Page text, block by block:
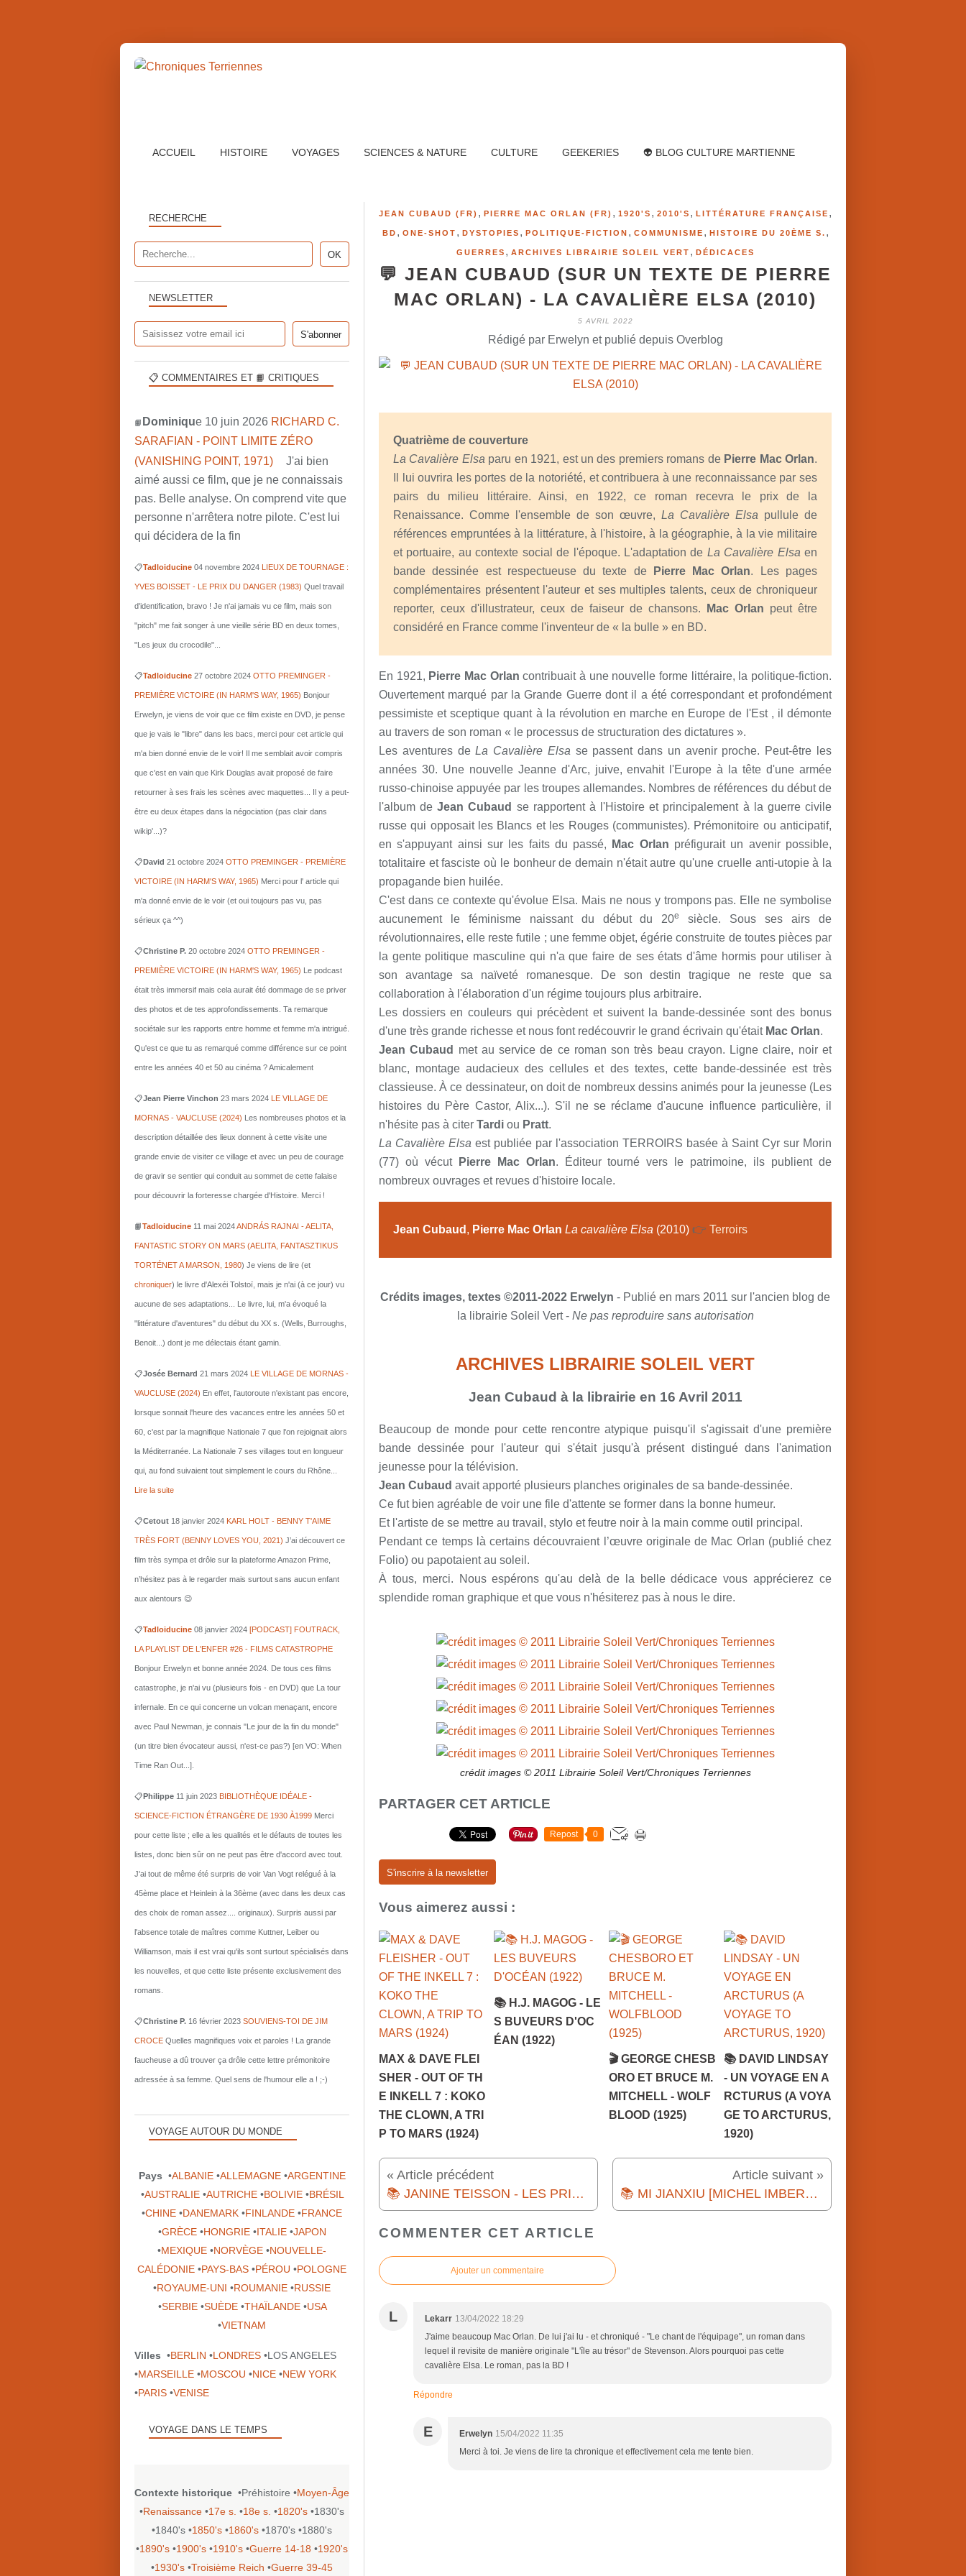
ACCUEIL HISTOIRE VOYAGES SCIENCES & NATURE CULTURE GEEKERIES 👽 BLOG CULTURE MARTIENNE
JEAN CUBAUD (FR) , PIERRE MAC ORLAN (FR) , 1920'S , 2010'S , LITTÉRATURE FRANÇAISE ,
BD , ONE-SHOT , DYSTOPIES , POLITIQUE-FICTION , COMMUNISME , HISTOIRE DU 20ÈME S. ,
GUERRES , ARCHIVES LIBRAIRIE SOLEIL VERT , DÉDICACES
💬 JEAN CUBAUD (SUR UN TEXTE DE PIERRE
MAC ORLAN) - LA CAVALIÈRE ELSA (2010)
5 AVRIL 2022
Rédigé par Erwelyn et publié depuis Overblog
Quatrième de couverture
La Cavalière Elsa paru en 1921, est un des premiers romans de Pierre Mac Orlan.
Il lui ouvrira les portes de la notoriété, et contribuera à une reconnaissance par ses
pairs du milieu littéraire. Ainsi, en 1922, ce roman recevra le prix de la
Renaissance. Comme l'ensemble de son œuvre, La Cavalière Elsa pullule de
références empruntées à la littérature, à l'histoire, à la géographie, à la vie militaire
et portuaire, au contexte social de l'époque. L'adaptation de La Cavalière Elsa en
bande dessinée est respectueuse du texte de
Pierre Mac Orlan. Les pages
complémentaires présentent l'auteur et ses multiples talents, ceux de chroniqueur
reporter, ceux d'illustrateur, ceux de faiseur de chansons.
Mac Orlan peut être
considéré en France comme l'inventeur de « la bulle » en BD.
En 1921, Pierre Mac Orlan contribuait à une nouvelle forme littéraire, la politique-fiction.
Ouvertement marqué par la Grande Guerre dont il a été correspondant et profondément
pessimiste et sceptique quant à la révolution en marche en Europe de l'Est , il démonte
au travers de son roman « le processus de structuration des dictatures ».
Les aventures deLa Cavalière Elsa se passent dans un avenir proche. Peut-être les
années 30. Une nouvelle Jeanne d'Arc, juive, envahit l'Europe à la tête d'une armée
russo-chinoise appuyée par les troupes allemandes. Nombres de références du début de
l'album deJean Cubaud se rapportent à l'Histoire et principalement à la guerre civile
russe qui opposait les Blancs et les Rouges (communistes). Prémonitoire ou anticipatif,
en s'appuyant ainsi sur les faits du passé,
Mac Orlan préfigurait un avenir possible,
totalitaire et fasciste où le bonheur de demain n'était autre qu'une cruelle anti-utopie à la
propagande bien huilée.
C'est dans ce contexte qu'évolue Elsa. Mais ne nous y trompons pas. Elle ne symbolise
aucunement le féminisme naissant du début du 20e
siècle. Sous ses airs de
révolutionnaires, elle reste futile ; une femme objet, égérie construite de toutes pièces par
la gente politique masculine qui n'a que faire de ses états d'âme hormis pour utiliser à
son avantage sa naïveté romanesque. De son destin tragique ne reste que sa
collaboration à l'élaboration d'un régime toujours plus arbitraire.
Les dossiers en couleurs qui précèdent et suivent la bande-dessinée sont des bonus
d'une très grande richesse et nous font redécouvrir le grand écrivain qu'était Mac Orlan.
Jean Cubaud
met au service de ce roman son très beau crayon. Ligne claire, noir et
blanc, montage audacieux des cellules et des textes, cette bande-dessinée est très
classieuse. À ce dessinateur, on doit de nombreux dessins animés pour la jeunesse (Les
histoires du Père Castor, Alix...). S'il ne se réclame d'aucune influence particulière, il
n'hésite pas à citer Tardi ou Pratt.
La Cavalière Elsa est publiée par l'association TERROIRS basée à Saint Cyr sur Morin
(77) où vécut
Pierre Mac Orlan. Éditeur tourné vers le patrimoine, ils publient de
nombreux ouvrages et revues d'histoire locale.
Jean Cubaud , Pierre Mac Orlan La cavalière Elsa (2010) 👉 Terroirs
Crédits images, textes ©2011-2022 Erwelyn - Publié en mars 2011 sur l'ancien blog de
la librairie Soleil Vert - Ne pas reproduire sans autorisation
ARCHIVES LIBRAIRIE SOLEIL VERT
Jean Cubaud à la librairie en 16 Avril 2011
Beaucoup de monde pour cette rencontre atypique puisqu'il s'agissait d'une première
bande dessinée pour l'auteur qui s'était jusqu'à présent distingué dans l'animation
jeunesse pour la télévision.
Jean Cubaud avait apporté plusieurs planches originales de sa bande-dessinée.
Ce fut bien agréable de voir une file d'attente se former dans la bonne humeur.
Et l'artiste de se mettre au travail, stylo et feutre noir à la main comme outil principal.
Pendant ce temps là certains découvraient l’œuvre originale de Mac Orlan (publié chez
Folio) ou papotaient au soleil.
À tous, merci. Nous espérons qu'au delà de la belle dédicace vous apprécierez ce
splendide roman graphique et que vous n'hésiterez pas à nous le dire.
crédit images © 2011 Librairie Soleil Vert/Chroniques Terriennes
PARTAGER CET ARTICLE
Repost 0
S'inscrire à la newsletter
Vous aimerez aussi :
MAX & DAVE FLEI
SHER - OUT OF TH
E INKELL 7 : KOKO
THE CLOWN, A TRI
P TO MARS (1924)
📚 H.J. MAGOG - LE
S BUVEURS D'OC
ÉAN (1922)
🎬 GEORGE CHESB
ORO ET BRUCE M.
MITCHELL - WOLF
BLOOD (1925)
📚 DAVID LINDSAY
- UN VOYAGE EN A
RCTURUS (A VOYA
GE TO ARCTURUS,
1920)
« Article précédent
📚 JANINE TEISSON - LES PRISONNIERS D'ICIBAS (2000)
Article suivant »
📚 MI JIANXIU [MICHEL IMBERT] - FANG XIAO DANS LA TOURMENTE (2016)
COMMENTER CET ARTICLE
Ajouter un commentaire
L Lekarr 13/04/2022 18:29
J'aime beaucoup Mac Orlan. De lui j'ai lu - et chroniqué - "Le chant de l'équipage", un roman dans
lequel il revisite de manière originale "L'île au trésor" de Stevenson. Alors pourquoi pas cette
cavalière Elsa. Le roman, pas la BD !
Répondre
E Erwelyn 15/04/2022 11:35
Merci à toi. Je viens de lire ta chronique et effectivement cela me tente bien.
NEWSLETTER
RECHERCHE
📋 COMMENTAIRES ET 📙 CRITIQUES
📙 Dominique 10 juin 2026 RICHARD C.
SARAFIAN - POINT LIMITE ZÉRO
(VANISHING POINT, 1971)
J'ai bien
aimé aussi ce film, que je ne connaissais
pas. Belle analyse. On comprend vite que
personne n'arrêtera notre pilote. C'est lui
qui décidera de la fin
📋Tadloiducine 04 novembre 2024 LIEUX DE TOURNAGE :
YVES BOISSET - LE PRIX DU DANGER (1983) Quel travail
d'identification, bravo ! Je n'ai jamais vu ce film, mais son
"pitch" me fait songer à une vieille série BD en deux tomes,
"Les jeux du crocodile"...
📋Tadloiducine 27 octobre 2024 OTTO PREMINGER -
PREMIÈRE VICTOIRE (IN HARM'S WAY, 1965) Bonjour
Erwelyn, je viens de voir que ce film existe en DVD, je pense
que je vais le "libre" dans les bacs, merci pour cet article qui
m'a bien donné envie de le voir! Il me semblait avoir compris
que c'est en vain que Kirk Douglas avait proposé de faire
retourner à ses frais les scènes avec maquettes... Il y a peut-
être eu deux étapes dans la négociation (pas clair dans
wikip'...)?
📋David 21 octobre 2024 OTTO PREMINGER - PREMIÈRE
VICTOIRE (IN HARM'S WAY, 1965) Merci pour l' article qui
m'a donné envie de le voir (et oui toujours pas vu, pas
sérieux ça ^^)
📋Christine P. 20 octobre 2024 OTTO PREMINGER -
PREMIÈRE VICTOIRE (IN HARM'S WAY, 1965) Le podcast
était très immersif mais cela aurait été dommage de se priver
des photos et de tes approfondissements. Ta remarque
sociétale sur les rapports entre homme et femme m'a intrigué.
Qu'est ce que tu as remarqué comme différence sur ce point
entre les années 40 et 50 au cinéma ? Amicalement
📋Jean Pierre Vinchon 23 mars 2024 LE VILLAGE DE
MORNAS - VAUCLUSE (2024) Les nombreuses photos et la
description détaillée des lieux donnent à cette visite une
grande envie de visiter ce village et avec un peu de courage
de gravir se sentier qui conduit au sommet de cette falaise
pour découvrir la forteresse chargée d'Histoire. Merci !
📙Tadloiducine 11 mai 2024ANDRÁS RAJNAI - AELITA,
FANTASTIC STORY ON MARS (AELITA, FANTASZTIKUS
TORTÉNET A MARSON, 1980) Je viens de lire (et
chroniquer) le livre d'Alexéi Tolstoï, mais je n'ai (à ce jour) vu
aucune de ses adaptations... Le livre, lui, m'a évoqué la
"littérature d'aventures" du début du XX s. (Wells, Burroughs,
Benoit...) dont je me délectais étant gamin.
📋Josée Bernard 21 mars 2024 LE VILLAGE DE MORNAS -
VAUCLUSE (2024) En effet, l'autoroute n'existant pas encore,
lorsque sonnait l'heure des vacances entre les années 50 et
60, c'est par la magnifique Nationale 7 que l'on rejoignait alors
la Méditerranée. La Nationale 7 ses villages tout en longueur
qui, au fond suivaient tout simplement le cours du Rhône...
Lire la suite
📋Cetout 18 janvier 2024 KARL HOLT - BENNY T'AIME
TRÈS FORT (BENNY LOVES YOU, 2021) J’ai découvert ce
film très sympa et drôle sur la plateforme Amazon Prime,
n’hésitez pas à le regarder mais surtout sans aucun enfant
aux alentours 😉
📋Tadloiducine 08 janvier 2024 [PODCAST] FOUTRACK,
LA PLAYLIST DE L'ENFER #26 - FILMS CATASTROPHE
Bonjour Erwelyn et bonne année 2024. De tous ces films
catastrophe, je n'ai vu (plusieurs fois - en DVD) que La tour
infernale. En ce qui concerne un volcan menaçant, encore
avec Paul Newman, je connais "Le jour de la fin du monde"
(un titre bien évocateur aussi, n'est-ce pas?) [en VO: When
Time Ran Out...].
📋Philippe 11 juin 2023 BIBLIOTHÈQUE IDÉALE -
SCIENCE-FICTION ÉTRANGÈRE DE 1930 À1999 Merci
pour cette liste ; elle a les qualités et le défauts de toutes les
listes, donc bien sûr on ne peut pas être d'accord avec tout.
J'ai tout de même été surpris de voir Van Vogt relégué à la
45ème place et Heinlein à la 36ème (avec dans les deux cas
des choix de roman assez.... originaux). Surpris aussi par
l'absence totale de maîtres comme Kuttner, Leiber ou
Williamson, mais il est vrai qu'ils sont surtout spécialisés dans
les nouvelles, et que cette liste présente exclusivement des
romans.
📋Christine P. 16 février 2023 SOUVIENS-TOI DE JIM
CROCE Quelles magnifiques voix et paroles ! La grande
faucheuse a dû trouver ça drôle cette lettre prémonitoire
adressée à sa femme. Quel sens de l'humour elle a ! ;-)
VOYAGE AUTOUR DU MONDE
Pays •ALBANIE•ALLEMAGNE•ARGENTINE
•AUSTRALIE•AUTRICHE•BOLIVIE•BRÉSIL
•CHINE •DANEMARK •FINLANDE •FRANCE
•GRÈCE•HONGRIE•ITALIE•JAPON
•MEXIQUE •NORVÈGE •NOUVELLE-
CALÉDONIE •PAYS-BAS •PÉROU •POLOGNE
•ROYAUME-UNI •ROUMANIE •RUSSIE
•SERBIE•SUÈDE•THAÏLANDE•USA
•VIETNAM
Villes •BERLIN •LONDRES •LOS ANGELES
•MARSEILLE •MOSCOU •NICE •NEW YORK
•PARIS •VENISE
VOYAGE DANS LE TEMPS
Contexte historique •Préhistoire •Moyen-Âge
•Renaissance •17e s. •18e s. •1820's •1830's
•1840's •1850's •1860's •1870's •1880's
•1890's •1900's •1910's •Guerre 14-18 •1920's
•1930's •Troisième Reich •Guerre 39-45